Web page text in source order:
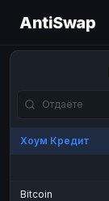
AntiSwap
Хоум Кредит
Bitcoin